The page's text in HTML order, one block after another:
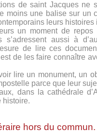
de saint Jacques ne
moins une balise sur un
leurs
un moment de repos
aussi à
de lire ces
de les faire connaître
lire un monument, un
parce que leur
dans la cathédrale
histoire.
hors du commun.